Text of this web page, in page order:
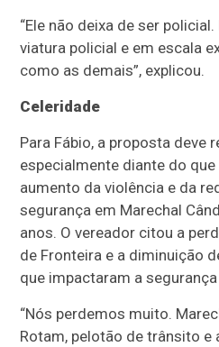
“Ele não deixa de ser
viatura policial e em escala
como as demais”, explicou.
Celeridade
Para Fábio, a proposta deve
especialmente diante do
aumento da violência e da
segurança em Marechal
anos. O vereador citou a
de Fronteira e a diminuição
que impactaram a
“Nós perdemos muito.
Rotam, pelotão de trânsito e